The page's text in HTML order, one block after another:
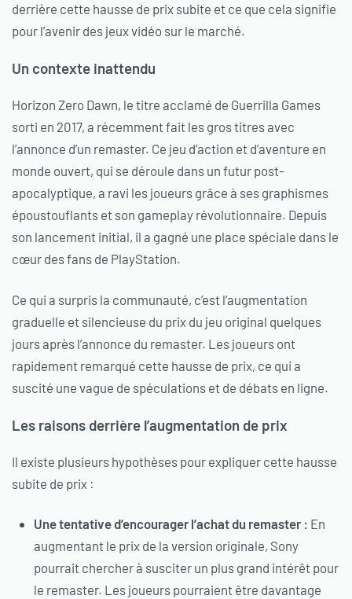
derrière cette hausse de prix subite et ce que cela signifie
pour l’avenir des jeux vidéo sur le marché.
Un contexte inattendu
Horizon Zero Dawn, le titre acclamé de Guerrilla Games
sorti en 2017, a récemment fait les gros titres avec
l’annonce d’un remaster. Ce jeu d’action et d’aventure en
monde ouvert, qui se déroule dans un futur post-
apocalyptique, a ravi les joueurs grâce à ses graphismes
époustouflants et son gameplay révolutionnaire. Depuis
son lancement initial, il a gagné une place spéciale dans le
cœur des fans de PlayStation.
Ce qui a surpris la communauté, c’est l’augmentation
graduelle et silencieuse du prix du jeu original quelques
jours après l’annonce du remaster. Les joueurs ont
rapidement remarqué cette hausse de prix, ce qui a
suscité une vague de spéculations et de débats en ligne.
Les raisons derrière l’augmentation de prix
Il existe plusieurs hypothèses pour expliquer cette hausse
subite de prix :
Une tentative d’encourager l’achat du remaster : En
augmentant le prix de la version originale, Sony
pourrait chercher à susciter un plus grand intérêt pour
le remaster. Les joueurs pourraient être davantage